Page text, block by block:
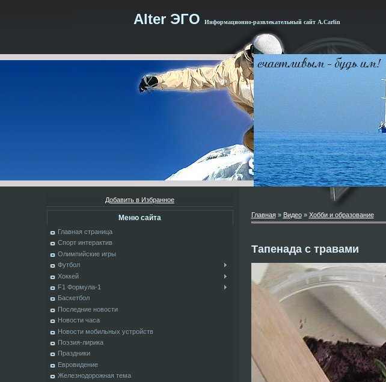
Alter ЭГО Информационно-развлекательный сайт А.Carlin
Добавить в Избранное
Меню сайта
Главная страница
Спорт интерактив
Олимпийские игры
Футбол
Хоккей
F1 Формула-1
Баскетбол
Последние новости
Новости часа
Новости мобильных устройств
Поэзия-лирика
Праздники
Евровидение
Железнодорожная тема
Главная» Видео» Хобби и образование
Тапенада с травами